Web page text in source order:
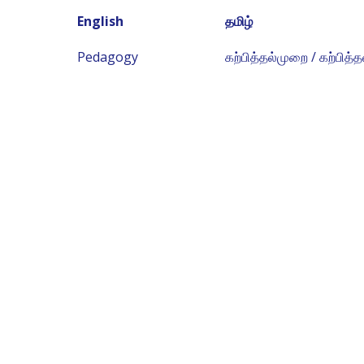
English
தமிழ்
Pedagogy
கற்பித்தல்முறை /